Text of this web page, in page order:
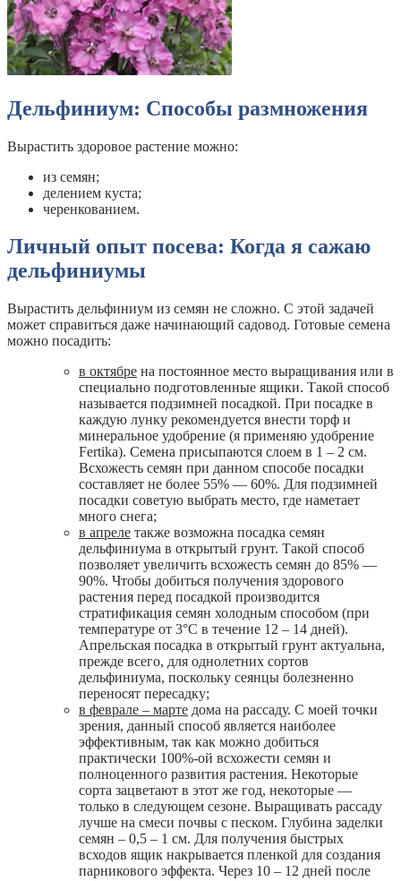
Дельфиниум: Способы размножения
Вырастить здоровое растение можно:
из семян;
делением куста;
черенкованием.
Личный опыт посева: Когда я сажаю
дельфиниумы
Вырастить дельфиниум из семян не сложно. С этой задачей
может справиться даже начинающий садовод. Готовые семена
можно посадить:
в октябре на постоянное место выращивания или в
специально подготовленные ящики. Такой способ
называется подзимней посадкой. При посадке в
каждую лунку рекомендуется внести торф и
минеральное удобрение (я применяю удобрение
Fertika). Семена присыпаются слоем в 1 – 2 см.
Всхожесть семян при данном способе посадки
составляет не более 55% — 60%. Для подзимней
посадки советую выбрать место, где наметает
много снега;
в апреле также возможна посадка семян
дельфиниума в открытый грунт. Такой способ
позволяет увеличить всхожесть семян до 85% —
90%. Чтобы добиться получения здорового
растения перед посадкой производится
стратификация семян холодным способом (при
температуре от 3°С в течение 12 – 14 дней).
Апрельская посадка в открытый грунт актуальна,
прежде всего, для однолетних сортов
дельфиниума, поскольку сеянцы болезненно
переносят пересадку;
в феврале – марте дома на рассаду. С моей точки
зрения, данный способ является наиболее
эффективным, так как можно добиться
практически 100%-ой всхожести семян и
полноценного развития растения. Некоторые
сорта зацветают в этот же год, некоторые —
только в следующем сезоне. Выращивать рассаду
лучше на смеси почвы с песком. Глубина заделки
семян – 0,5 – 1 см. Для получения быстрых
всходов ящик накрывается пленкой для создания
парникового эффекта. Через 10 – 12 дней после